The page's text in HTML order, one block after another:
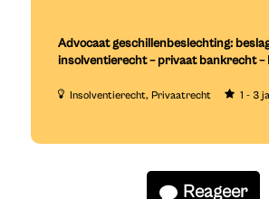
Advocaat geschillenbeslechting:
insolventierecht – privaat bankrecht –
Insolventierecht Privaatrecht 1 - 3
Reageer